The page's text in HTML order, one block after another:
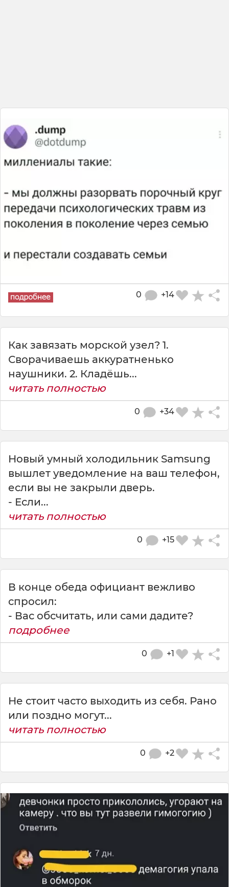
+14
0
Как завязать морской узел? 1.
Сворачиваешь аккуратненько
наушники. 2. Кладёшь...
читать полностью
+34
0
Новый умный холодильник Samsung
вышлет уведомление на ваш телефон,
если вы не закрыли дверь.
- Если...
читать полностью
+15
0
В конце обеда официант вежливо
спросил:
- Вас обсчитать, или сами дадите?
подробнее
+1
0
Не стоит часто выходить из себя. Рано
или поздно могут...
читать полностью
+2
0